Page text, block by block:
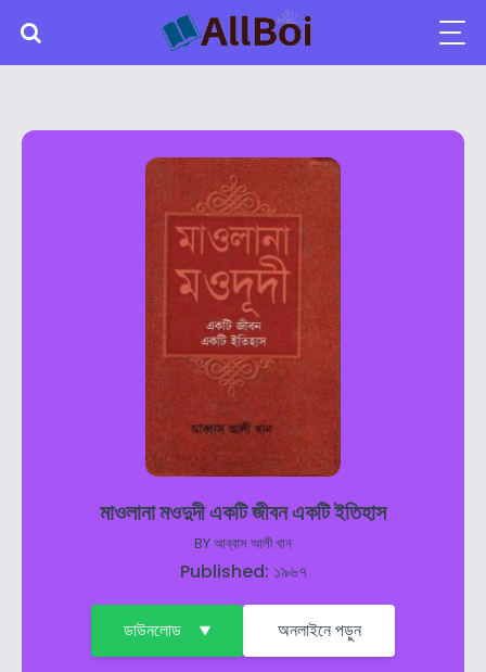
মাওলানা মওদুদী একটি জীবন একটি ইতিহাস
BYআব্বাস আলী খান
Published: ১৯৬৭
ডাউনলোড অনলাইনে পড়ুন